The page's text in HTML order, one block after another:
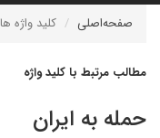
صفحه‌اصلی کلید واژه ها
مطالب مرتبط با کلید واژه
حمله به ایران